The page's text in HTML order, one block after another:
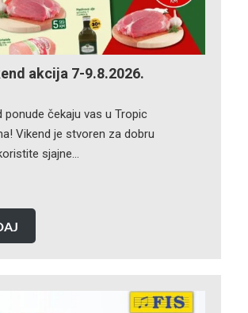
akcija 7-9.8.2026.
ponude čekaju vas u Tropic
Vikend je stvoren za dobru
sjajne…